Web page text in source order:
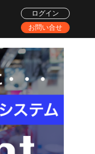
ログイン
お問い合せ